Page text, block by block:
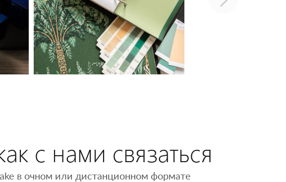
с нами связаться
в очном или дистанционном формате